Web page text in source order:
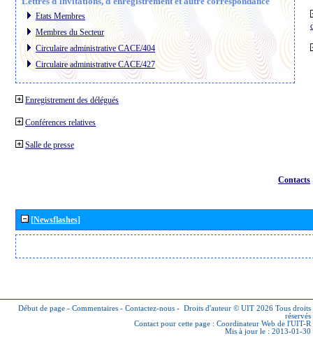
Etats Membres
Membres du Secteur
Circulaire administrative CACE/404
Circulaire administrative CACE/427
Enregistrement des délégués
Conférences relatives
Salle de presse
Contacts
[Newsflashes]
Début de page - Commentaires - Contactez-nous - Droits d'auteur © UIT 2026 Tous droits
réservés
Contact pour cette page : Coordinateur Web de l'UIT-R
Mis à jour le : 2013-01-30